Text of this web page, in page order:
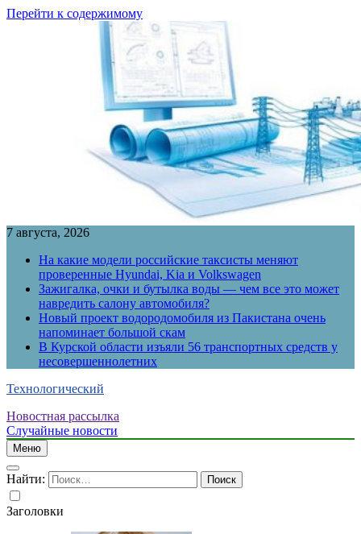
Перейти к содержимому
7 августа, 2026
На какие модели российские таксисты меняют
проверенные Hyundai, Kia и Volkswagen
Зажигалка, очки и бутылка воды — чем все это может
навредить салону автомобиля?
Новый проект водородомобиля из Пакистана очень
напоминает большой скам
В Курской области изъяли 56 транспортных средств у
несовершеннолетних
Технологический
Новостная рассылка
Случайные новости
Меню
Найти:
Заголовки